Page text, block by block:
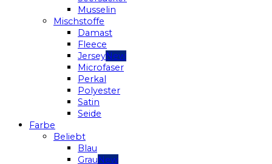
Musselin
Mischstoffe
Damast
Fleece
Jersey
Microfaser
Perkal
Polyester
Satin
Seide
Farbe
Beliebt
Blau
Grau